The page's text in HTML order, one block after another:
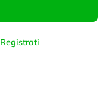
Registrati